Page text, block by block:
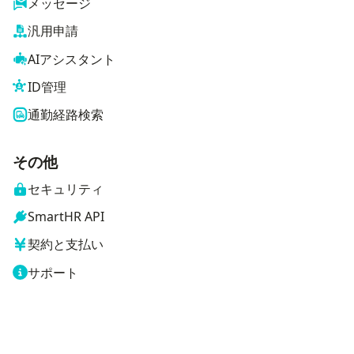
汎用申請
AIアシスタント
ID管理
通勤経路検索
その他
セキュリティ
SmartHR API
契約と支払い
サポート